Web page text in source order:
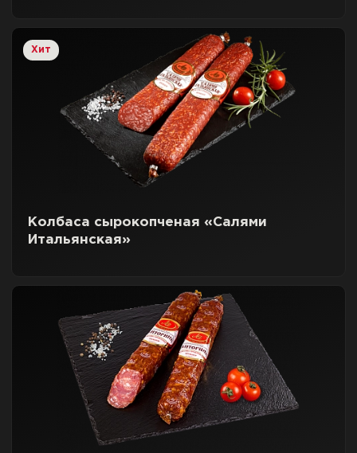
Хит
Колбаса сырокопченая «Салями
Итальянская»